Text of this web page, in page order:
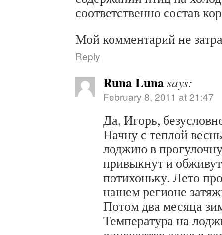
соответственно состав
Мой комментарий не
Reply
Runa Lunasays:
February 8, 2011 at 21:47
Да, Игорь,
Начну с теплой
лоджию в
привыкнут и
потихоньку. Лето
нашем регионе
Потом два месяца
Температура на